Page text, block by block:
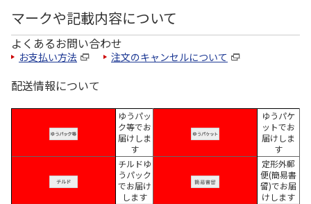
マークや記載内容について
よくあるお問い合わせ
お支払い方法 注文のキャンセルについて
配送情報について
ゆうパッ
ク等でお
届けしま
す
ゆうパケ
ットでお
届けしま
す
チルドゆ
うパック
でお届け
します
定形外郵
便(簡易書
留)でお届
けします